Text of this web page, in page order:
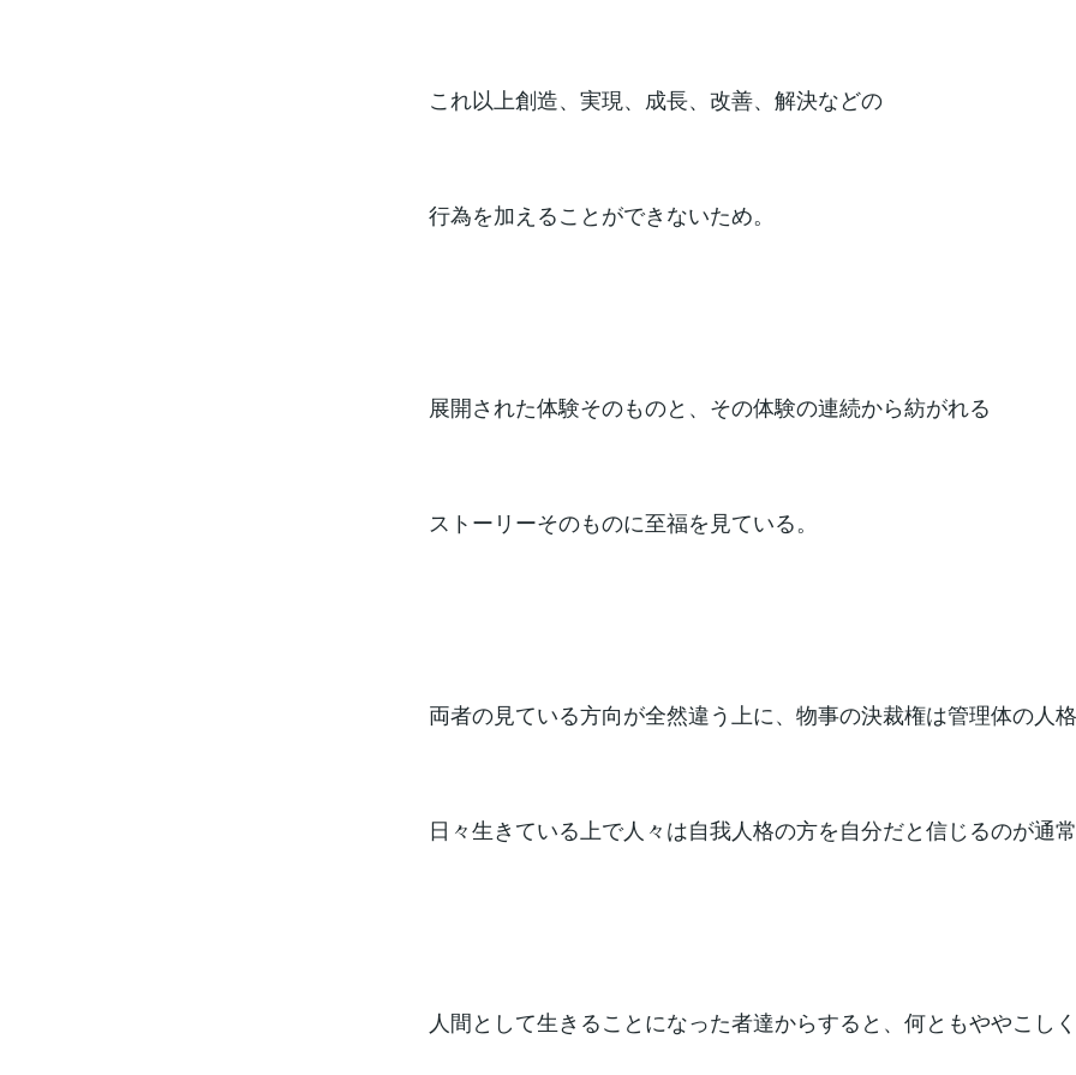
これ以上創造、実現、成長、改善、解決などの
行為を加えることができないため。
展開された体験そのものと、その体験の連続から紡がれる
ストーリーそのものに至福を見ている。
両者の見ている方向が全然違う上に、物事の決裁権は管理体の人
日々生きている上で人々は自我人格の方を自分だと信じるのが通
人間として生きることになった者達からすると、何ともややこし